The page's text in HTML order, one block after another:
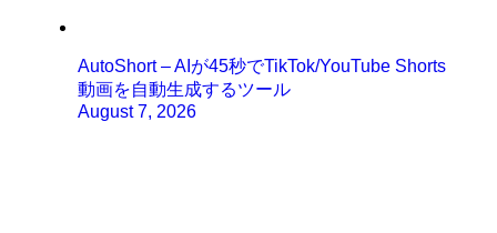
AutoShort – AIが45秒でTikTok/YouTube Shorts
動画を自動生成するツール
August 7, 2026